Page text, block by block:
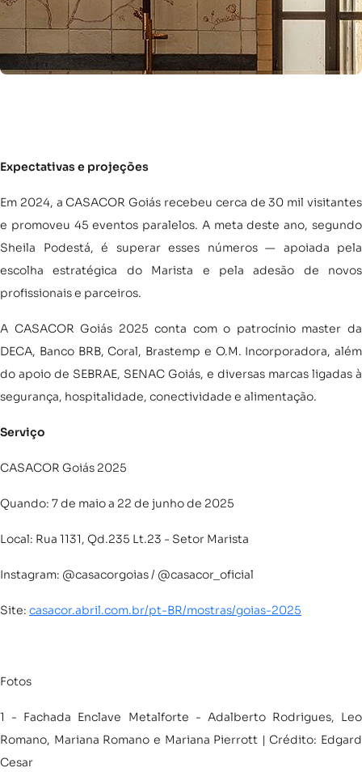
Expectativas e projeções
Em 2024, a CASACOR Goiás recebeu cerca de 30 mil visitantes
e promoveu 45 eventos paralelos. A meta deste ano, segundo
Sheila Podestá, é superar esses números — apoiada pela
escolha estratégica do Marista e pela adesão de novos
profissionais e parceiros.
A CASACOR Goiás 2025 conta com o patrocínio master da
DECA, Banco BRB, Coral, Brastemp e O.M. Incorporadora, além
do apoio de SEBRAE, SENAC Goiás, e diversas marcas ligadas à
segurança, hospitalidade, conectividade e alimentação.
Serviço
CASACOR Goiás 2025
Quando: 7 de maio a 22 de junho de 2025
Local: Rua 1131, Qd.235 Lt.23 - Setor Marista
Instagram: @casacorgoias / @casacor_oficial
Site: casacor.abril.com.br/pt-BR/mostras/goias-2025
Fotos
1 - Fachada Enclave Metalforte - Adalberto Rodrigues, Leo
Romano, Mariana Romano e Mariana Pierrott | Crédito: Edgard
Cesar